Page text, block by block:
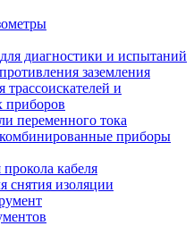
диагностики и испытаний
заземления
трассоискателей и
приборов
переменного тока
приборы
кабеля
снятия изоляции